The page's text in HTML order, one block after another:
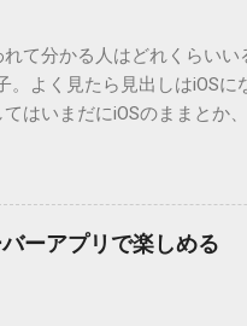
ファイルが含まれています
ちら 。ZIP圧縮してまとめ
を適用してください。バー
降は、パッチが正常に当て
のか説明し、設置方法は後
テゴリを、それぞれ<>（
にMTで作っておく必要があ
あってはいけません。また
て分かる人はどれくらいい
。よく見たら見出しはiOS
はいまだにiOSのままとか
ンテンツについては、以下
ンテンツ…？ こんなブロ
こで悩んだ結果、アップデ
限らず、分からないけどや
多いと思います。経験上の
ーアプリで楽しめる